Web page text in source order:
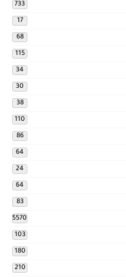
733
17
68
115
34
30
38
110
86
64
24
64
83
5570
103
180
210